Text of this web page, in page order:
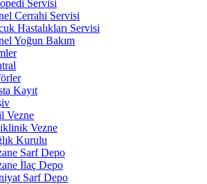
Servisi
Cerrahi Servisi
Hastalıkları Servisi
Yoğun Bakım
Kayıt
Vezne
Vezne
Kurulu
Sarf Depo
İlaç Depo
Sarf Depo